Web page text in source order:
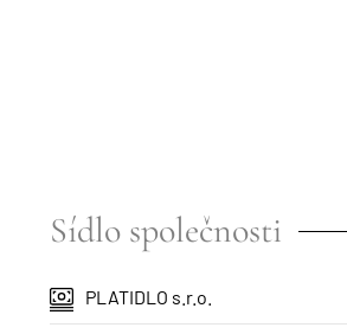
Sídlo společnosti
PLATIDLO s.r.o.